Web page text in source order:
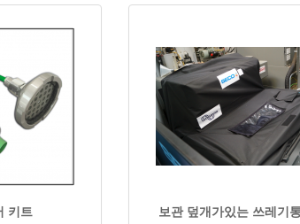
키트 보관 덮개가있는 쓰레기